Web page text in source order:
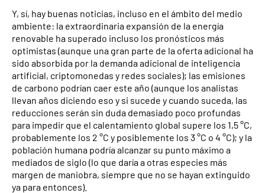
Y, sí, hay buenas noticias, incluso en el ámbito del medio
ambiente: la extraordinaria expansión de la energía
renovable ha superado incluso los pronósticos más
optimistas (aunque una gran parte de la oferta adicional ha
sido absorbida por la demanda adicional de inteligencia
artificial, criptomonedas y redes sociales); las emisiones
de carbono podrían caer este año (aunque los analistas
llevan años diciendo eso y si sucede y cuando suceda, las
reducciones serán sin duda demasiado poco profundas
para impedir que el calentamiento global supere los 1,5 °C,
probablemente los 2 °C y posiblemente los 3 °C o 4 °C); y la
población humana podría alcanzar su punto máximo a
mediados de siglo (lo que daría a otras especies más
margen de maniobra, siempre que no se hayan extinguido
ya para entonces).